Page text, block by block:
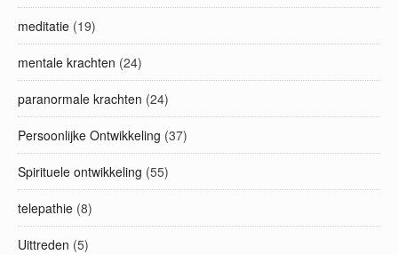
meditatie (19)
mentale krachten (24)
paranormale krachten (24)
Persoonlijke Ontwikkeling (37)
Spirituele ontwikkeling (55)
telepathie (8)
Uittreden (5)